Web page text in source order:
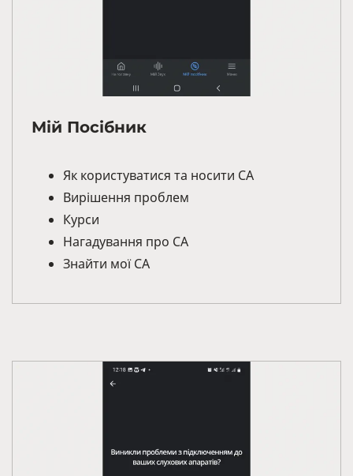
Мій Посібник
Як користуватися та носити СА
Вирішення проблем
Курси
Нагадування про СА
Знайти мої СА